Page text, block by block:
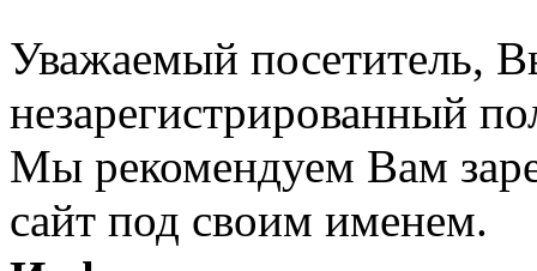
Уважаемый посетитель,
незарегистрированный
Мы рекомендуем Вам
сайт под своим именем.